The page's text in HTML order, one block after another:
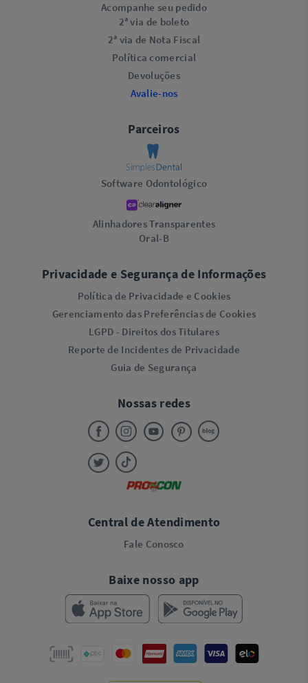
Acompanhe seu pedido
2ª via de boleto
2ª via de Nota Fiscal
Política comercial
Devoluções
Avalie-nos
Parceiros
Software Odontológico
Alinhadores Transparentes
Oral-B
Privacidade e Segurança de Informações
Política de Privacidade e Cookies
Gerenciamento das Preferências de Cookies
LGPD - Direitos dos Titulares
Reporte de Incidentes de Privacidade
Guia de Segurança
Nossas redes
Central de Atendimento
Fale Conosco
Baixe nosso app